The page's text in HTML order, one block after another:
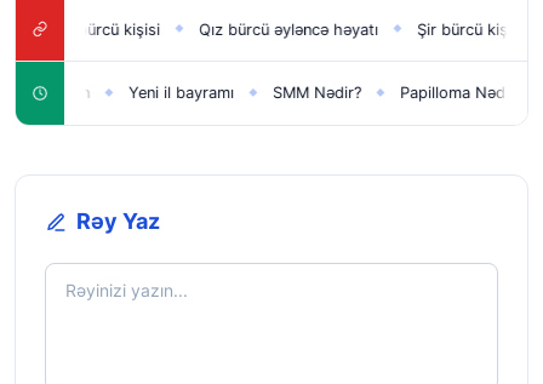
Dolça bürcü kişisi ◆ Qız bürcü əyləncə həyatı ◆ Şir bürcü kişisi
üçün ◆ Yeni il bayramı ◆ SMM Nədir? ◆ Papilloma Nədir?
Rəy Yaz